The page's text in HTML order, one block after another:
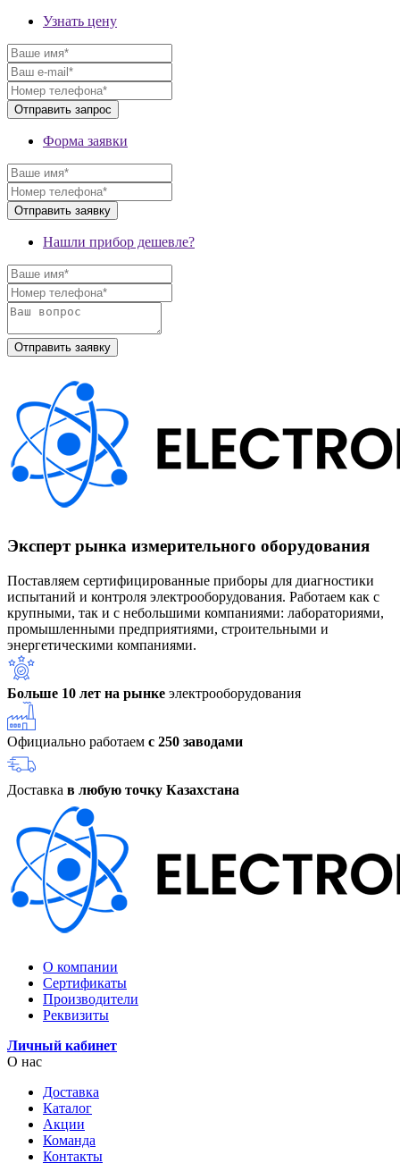
Узнать цену
Форма заявки
Нашли прибор дешевле?
Эксперт рынка измерительного оборудования
Поставляем сертифицированные приборы для диагностики
испытаний и контроля электрооборудования. Работаем как с
крупными, так и с небольшими компаниями: лабораториями,
промышленными предприятиями, строительными и
энергетическими компаниями.
Больше 10 лет на рынке электрооборудования
Официально работаем с 250 заводами
Доставка в любую точку Казахстана
О компании
Сертификаты
Производители
Реквизиты
Личный кабинет
О нас
Доставка
Каталог
Акции
Команда
Контакты